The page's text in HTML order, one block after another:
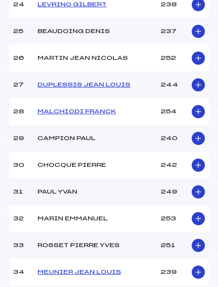
24 LEVRINO GILBERT 238
25 BEAUDOING DENIS 237
26 MARTIN JEAN NICOLAS 252
27 DUPLESSIS JEAN LOUIS 244
28 MALCHIODI FRANCK 254
29 CAMPION PAUL 240
30 CHOCQUE PIERRE 242
31 PAUL YVAN 249
32 MARIN EMMANUEL 253
33 ROSSET PIERRE YVES 251
34 MEUNIER JEAN LOUIS 239